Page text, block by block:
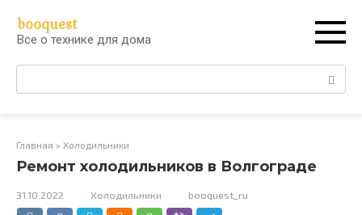
контенту
booquest
Все о технике для дома
Поиск:
Главная » Холодильники
Ремонт холодильников в Волгограде
31.10.2022 Холодильники booquest_ru